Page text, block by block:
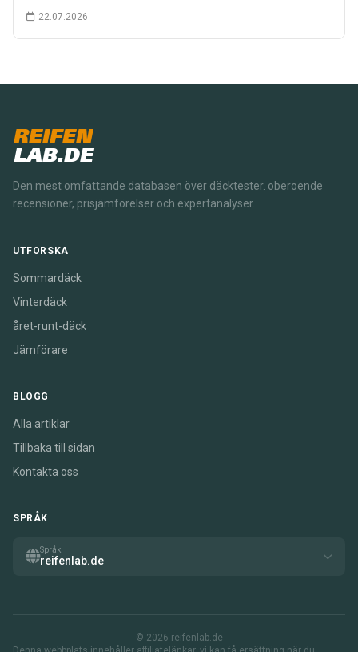
22.07.2026
REIFEN
LAB.DE
Den mest omfattande databasen över däcktester. oberoende
recensioner, prisjämförelser och expertanalyser.
UTFORSKA
Sommardäck
Vinterdäck
året-runt-däck
Jämförare
BLOGG
Alla artiklar
Tillbaka till sidan
Kontakta oss
SPRÅK
Språk
reifenlab.de
© 2026 reifenlab.de